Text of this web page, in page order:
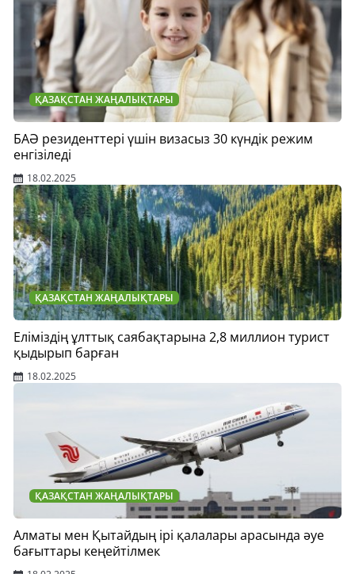
ҚАЗАҚСТАН ЖАҢАЛЫҚТАРЫ
БАӘ резиденттері үшін визасыз 30 күндік режим
енгізіледі
18.02.2025
ҚАЗАҚСТАН ЖАҢАЛЫҚТАРЫ
Еліміздің ұлттық саябақтарына 2,8 миллион турист
қыдырып барған
18.02.2025
ҚАЗАҚСТАН ЖАҢАЛЫҚТАРЫ
Алматы мен Қытайдың ірі қалалары арасында әуе
бағыттары кеңейтілмек